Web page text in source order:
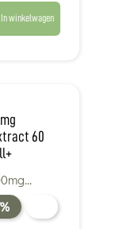
In winkelwagen
60